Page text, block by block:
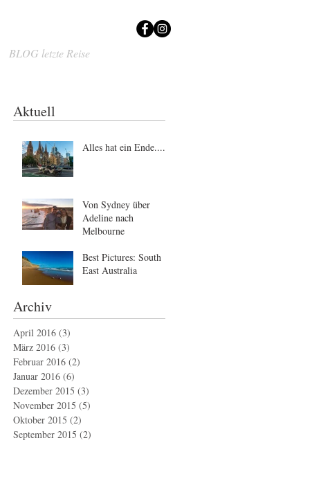
BLOG letzte Reise
Aktuell
Alles hat ein Ende....
Von Sydney über
Adeline nach
Melbourne
Best Pictures: South
East Australia
Archiv
April 2016 (3)
März 2016 (3)
Februar 2016 (2)
Januar 2016 (6)
Dezember 2015 (3)
November 2015 (5)
Oktober 2015 (2)
September 2015 (2)